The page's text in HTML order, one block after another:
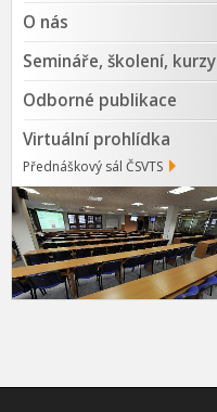
O nás
Semináře, školení, kurzy
Odborné publikace
Virtuální prohlídka
Přednáškový sál ČSVTS